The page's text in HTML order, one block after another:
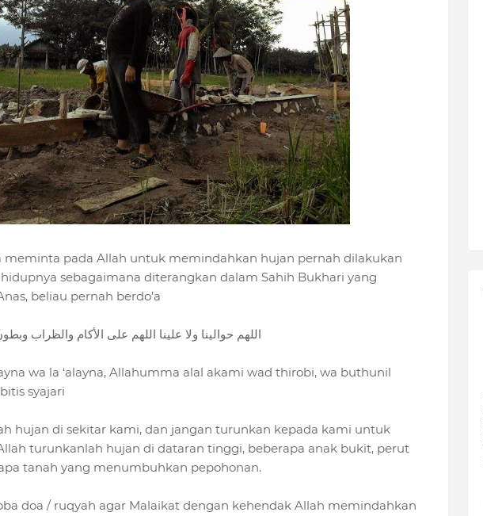
meminta pada Allah untuk memindahkan hujan pernah dilakukan
sebagaimana diterangkan dalam Sahih Bukhari yang
beliau pernah berdo’a
اللهم حوالينا ولا علينا اللهم على الأكام والظراب
wa la ‘alayna, Allahumma alal akami wad thirobi, wa buthunil
syajari
hujan di sekitar kami, dan jangan turunkan kepada kami untuk
turunkanlah hujan di dataran tinggi, beberapa anak bukit, perut
tanah yang menumbuhkan pepohonan.
doa / ruqyah agar Malaikat dengan kehendak Allah memindahkan